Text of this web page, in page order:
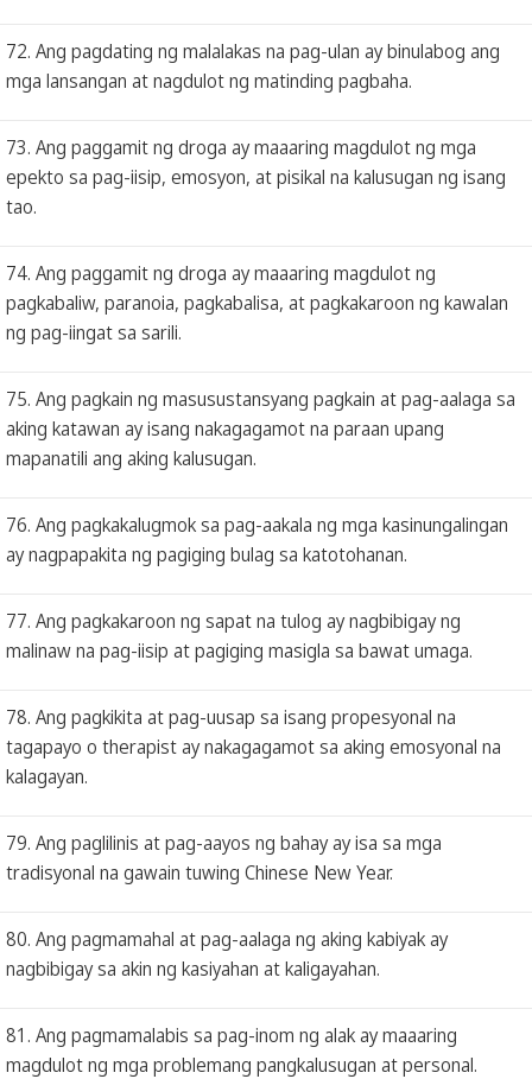
72. Ang pagdating ng malalakas na pag-ulan ay binulabog ang
mga lansangan at nagdulot ng matinding pagbaha.
73. Ang paggamit ng droga ay maaaring magdulot ng mga
epekto sa pag-iisip, emosyon, at pisikal na kalusugan ng isang
tao.
74. Ang paggamit ng droga ay maaaring magdulot ng
pagkabaliw, paranoia, pagkabalisa, at pagkakaroon ng kawalan
ng pag-iingat sa sarili.
75. Ang pagkain ng masusustansyang pagkain at pag-aalaga sa
aking katawan ay isang nakagagamot na paraan upang
mapanatili ang aking kalusugan.
76. Ang pagkakalugmok sa pag-aakala ng mga kasinungalingan
ay nagpapakita ng pagiging bulag sa katotohanan.
77. Ang pagkakaroon ng sapat na tulog ay nagbibigay ng
malinaw na pag-iisip at pagiging masigla sa bawat umaga.
78. Ang pagkikita at pag-uusap sa isang propesyonal na
tagapayo o therapist ay nakagagamot sa aking emosyonal na
kalagayan.
79. Ang paglilinis at pag-aayos ng bahay ay isa sa mga
tradisyonal na gawain tuwing Chinese New Year.
80. Ang pagmamahal at pag-aalaga ng aking kabiyak ay
nagbibigay sa akin ng kasiyahan at kaligayahan.
81. Ang pagmamalabis sa pag-inom ng alak ay maaaring
magdulot ng mga problemang pangkalusugan at personal.